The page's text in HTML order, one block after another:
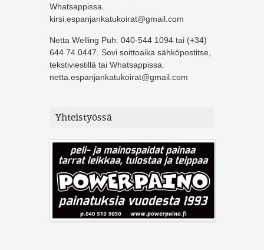
Whatsappissa.
kirsi.espanjankatukoirat@gmail.com
Netta Welling Puh: 040-544 1094 tai (+34)
644 74 0447. Sovi soittoaika sähköpostitse,
tekstiviestillä tai Whatsappissa.
netta.espanjankatukoirat@gmail.com
Yhteistyössä